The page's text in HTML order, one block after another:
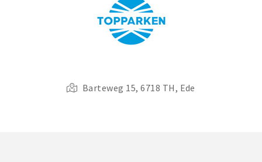
Barteweg 15, 6718 TH, Ede